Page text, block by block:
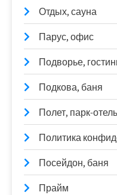
Отдых, сауна
Парус, офис
Подворье,
Подкова, баня
Полет, парк-отель
Политика
Посейдон, баня
Прайм